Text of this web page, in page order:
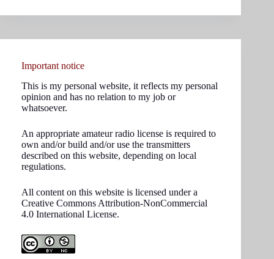
Important notice
This is my personal website, it reflects my personal
opinion and has no relation to my job or
whatsoever.
An appropriate amateur radio license is required to
own and/or build and/or use the transmitters
described on this website, depending on local
regulations.
All content on this website is licensed under a
Creative Commons Attribution-NonCommercial
4.0 International License.